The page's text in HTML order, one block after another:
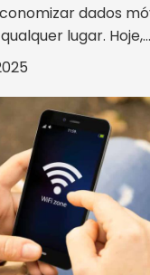
dados
lugar. Hoje,...